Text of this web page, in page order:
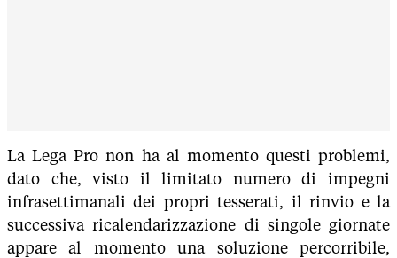
La Lega Pro non ha al momento questi problemi,
dato che, visto il limitato numero di impegni
infrasettimanali dei propri tesserati, il rinvio e la
successiva ricalendarizzazione di singole giornate
appare al momento una soluzione percorribile,